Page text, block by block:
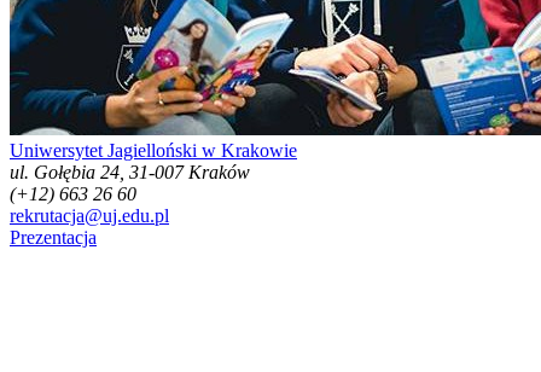
Uniwersytet Jagielloński w Krakowie
ul. Gołębia 24, 31-007 Kraków
(+12) 663 26 60
rekrutacja@uj.edu.pl
Prezentacja